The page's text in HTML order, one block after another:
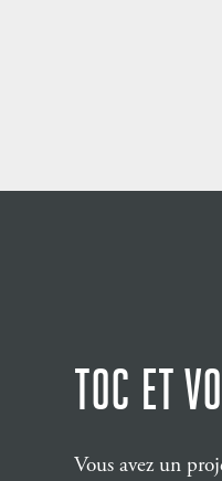
TOC ET
Vous avez un